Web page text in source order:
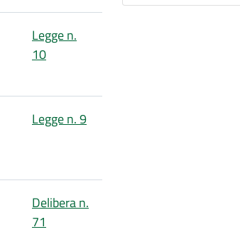
Legge n.
10
Legge n. 9
Delibera n.
71